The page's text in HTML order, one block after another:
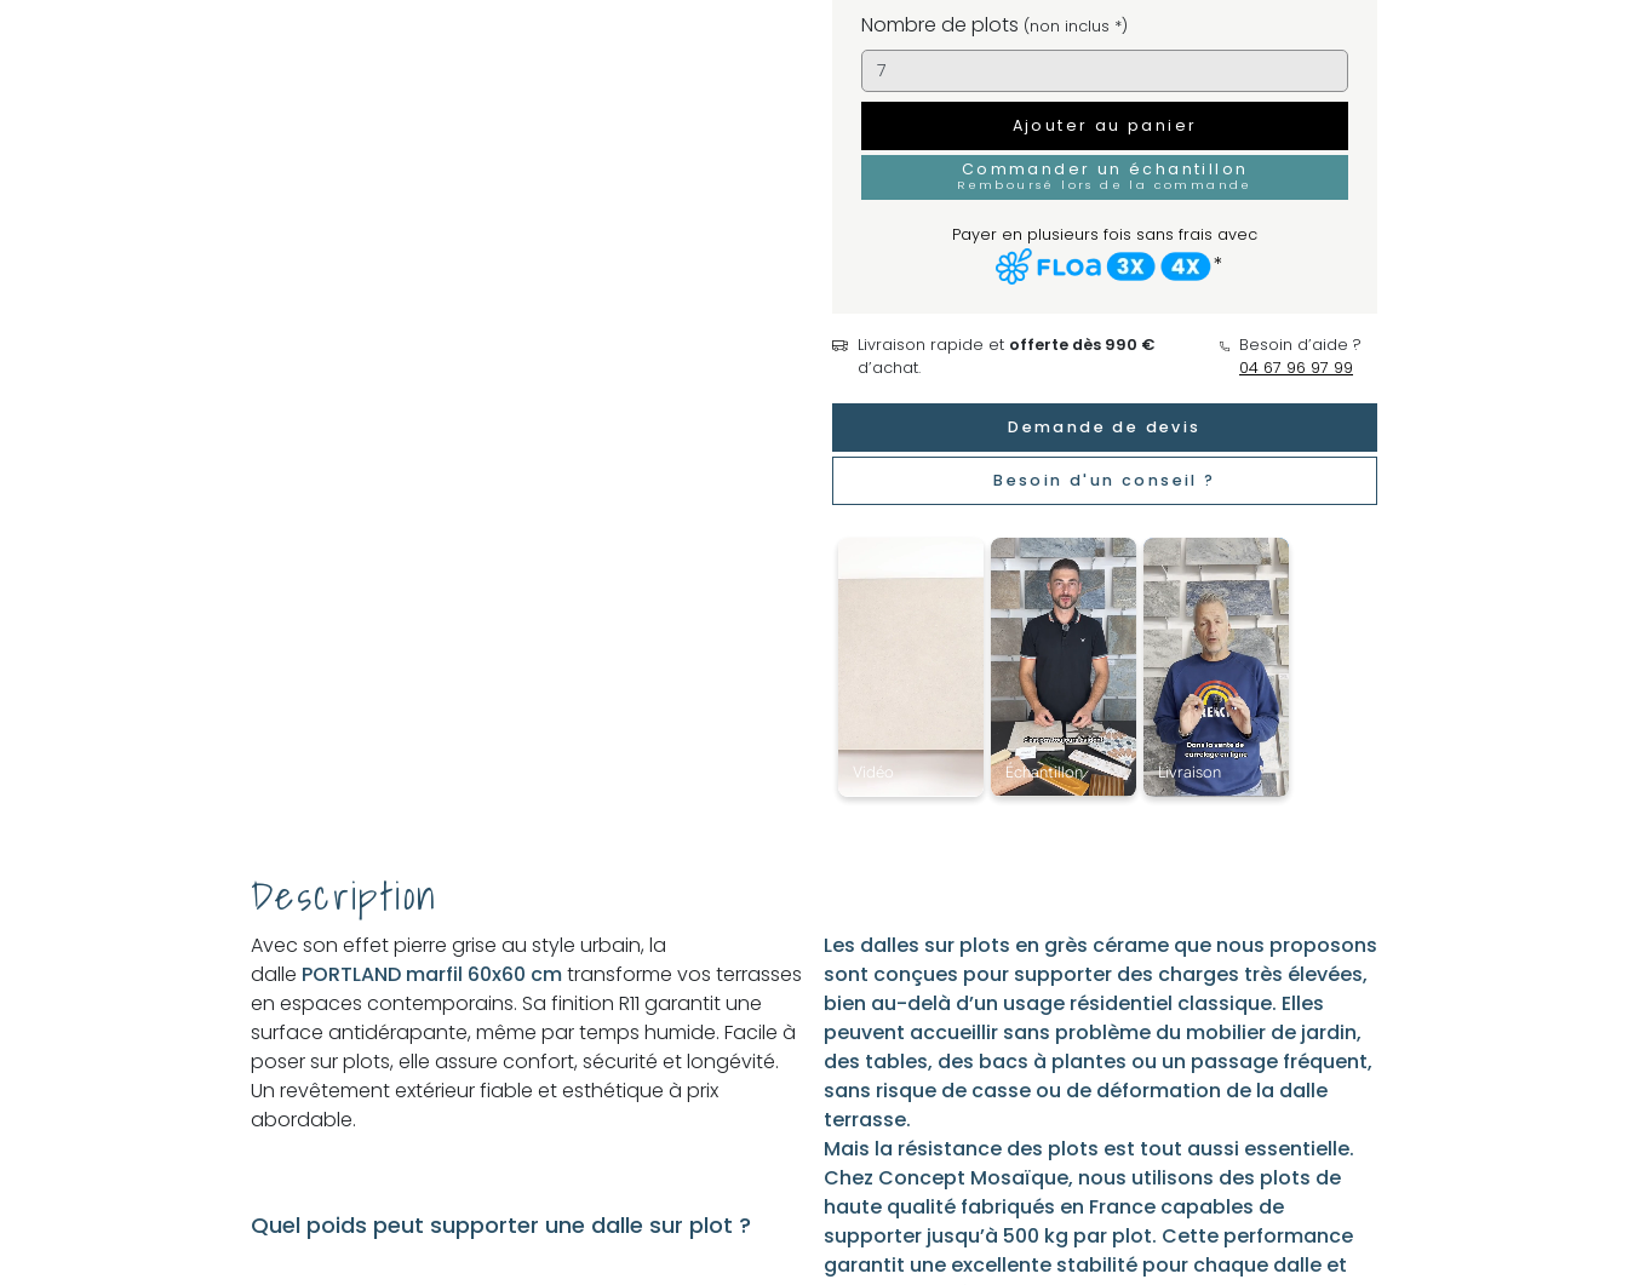
Nombre de plots (non inclus *)
Ajouter au panier
Commander un échantillon
Remboursé lors de la commande
Payer en plusieurs fois sans frais avec
*
Livraison rapide et offerte dès 990 €
d’achat.
Besoin d’aide ?
04 67 96 97 99
Demande de devis
Besoin d'un conseil ?
Description
Avec son effet pierre grise au style urbain, la
dalle PORTLAND marfil 60x60 cmtransforme vos terrasses
en espaces contemporains. Sa finition R11 garantit une
surface antidérapante, même par temps humide. Facile à
poser sur plots, elle assure confort, sécurité et longévité.
Un revêtement extérieur fiable et esthétique à prix
abordable.
Quel poids peut supporter une dalle sur plot ?
Les dalles sur plots en grès cérame que nous proposons
sont conçues pour supporter des charges très élevées,
bien au-delà d’un usage résidentiel classique. Elles
peuvent accueillir sans problème du mobilier de jardin,
des tables, des bacs à plantes ou un passage fréquent,
sans risque de casse ou de déformation de la dalle
terrasse.
Mais la résistance des plots est tout aussi essentielle.
Chez Concept Mosaïque, nous utilisons des plots de
haute qualité fabriqués en France capables de
supporter jusqu’à 500 kg par plot. Cette performance
garantit une excellente stabilité pour chaque dalle et